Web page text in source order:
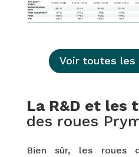
Voir toutes les
La R&D et les
des roues
Bien sûr, les roues